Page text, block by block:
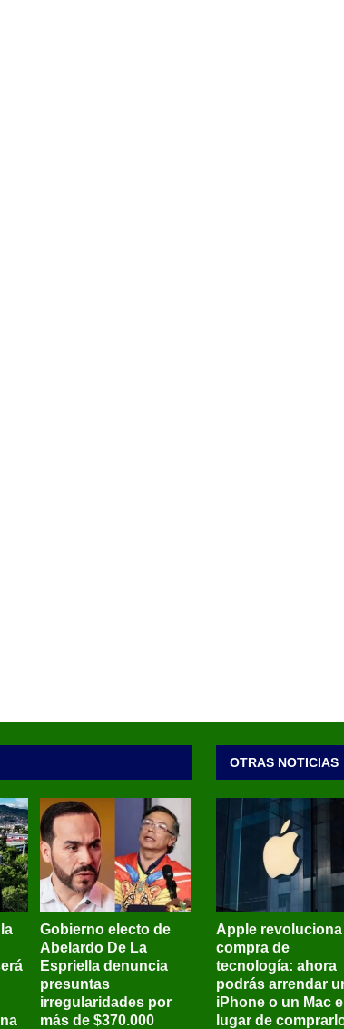
Gobierno electo de
Abelardo De La
Espriella denuncia
presuntas
irregularidades por
más de $370.000
OTRAS NOTICIAS
Apple revoluciona
compra de
tecnología: ahora
podrás arrendar
iPhone o un Mac
lugar de